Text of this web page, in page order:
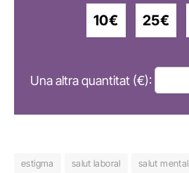
10€ 25€
Una altra quantitat (€):
estigma salut laboral salut mental